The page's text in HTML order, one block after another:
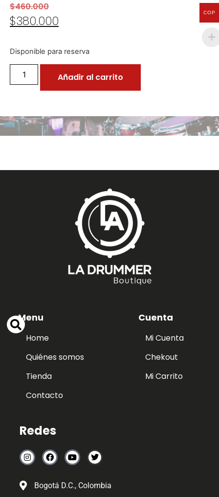
$460.000
$380.000
Disponible para reserva
Añadir al carrito
Menu
Home
Quiénes somos
Tienda
Contacto
Cuenta
Mi Cuenta
Chekout
Mi Carrito
Redes
Bogotá D.C., Colombia
COP